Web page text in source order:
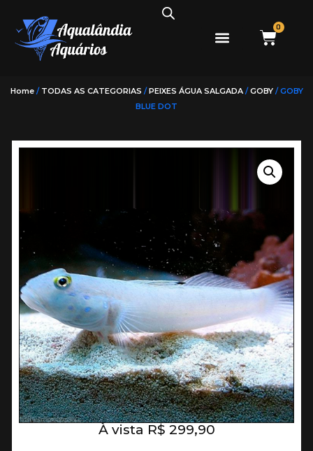
0
Home/ TODAS AS CATEGORIAS /PEIXES ÁGUA SALGADA/GOBY/ GOBY
BLUE DOT
À vista R$ 299,90